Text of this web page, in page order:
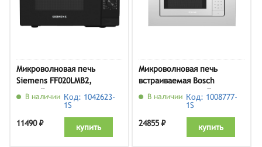
Микроволновая печь
Siemens FF020LMB2,
черный
В наличии Код: 1042623-
1S
11490 ₽
купить
Микроволновая печь
встраиваемая Bosch
BEL653MW3, белый
В наличии Код: 1008777-
1S
24855 ₽
купить